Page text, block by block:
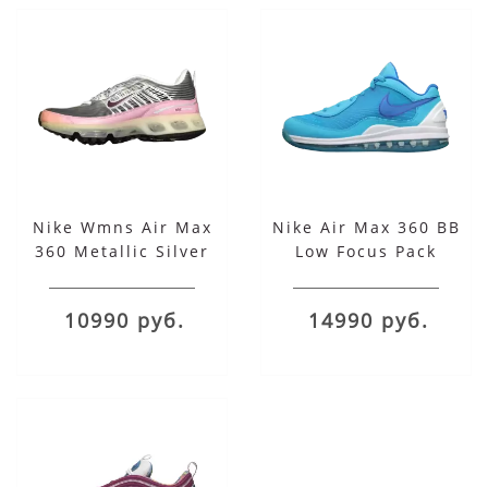
Nike Wmns Air Max
360 Metallic Silver
10990 руб.
Nike Air Max 360 BB
Low Focus Pack
14990 руб.